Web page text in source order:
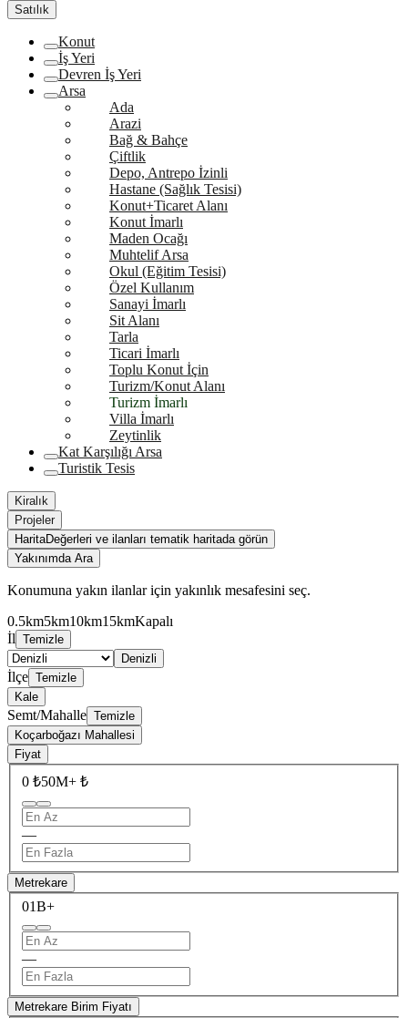
Satılık
Konut
İş Yeri
Devren İş Yeri
Arsa
Ada
Arazi
Bağ & Bahçe
Çiftlik
Depo, Antrepo İzinli
Hastane (Sağlık Tesisi)
Konut+Ticaret Alanı
Konut İmarlı
Maden Ocağı
Muhtelif Arsa
Okul (Eğitim Tesisi)
Özel Kullanım
Sanayi İmarlı
Sit Alanı
Tarla
Ticari İmarlı
Toplu Konut İçin
Turizm/Konut Alanı
Turizm İmarlı
Villa İmarlı
Zeytinlik
Kat Karşılığı Arsa
Turistik Tesis
Kiralık
Projeler
HaritaDeğerleri ve ilanları tematik haritada görün
Yakınımda Ara
Konumuna yakın ilanlar için yakınlık mesafesini seç.
0.5km5km10km15kmKapalı
İl Temizle
Denizli
İlçe Temizle
Kale
Semt/Mahalle Temizle
Koçarboğazı Mahallesi
Fiyat
0 ₺50M+ ₺
—
Metrekare
01B+
—
Metrekare Birim Fiyatı